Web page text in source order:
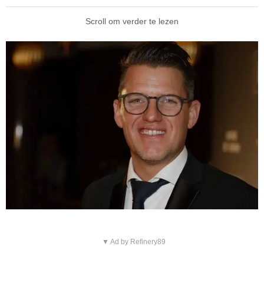
Scroll om verder te lezen
▼ Ad by Refinery89